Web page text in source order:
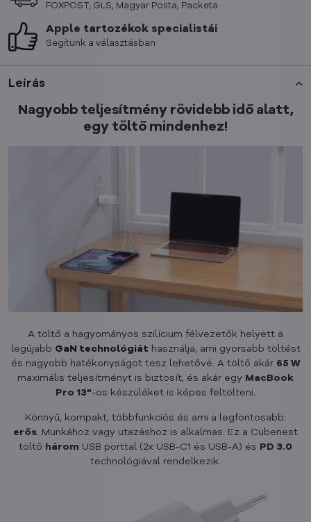
Leírás
Nagyobb teljesítmény rövidebb idő alatt,
egy töltő mindenhez!
A töltő a hagyományos szilícium félvezetők helyett a
legújabb GaN technológiát használja, ami gyorsabb töltést
és nagyobb hatékonyságot tesz lehetővé. A töltő akár 65 W
maximális teljesítményt is biztosít, és akár egy MacBook
Pro 13"-os készüléket is képes feltölteni.
Könnyű, kompakt, többfunkciós és ami a legfontosabb:
erős . Munkához vagy utazáshoz is alkalmas. Ez a Cubenest
töltő három USB porttal (2x USB-C1 és USB-A) és PD 3.0
technológiával rendelkezik.
FOXPOST, GLS, Magyar Posta, Packeta
Apple tartozékok specialistái
Segítünk a választásban